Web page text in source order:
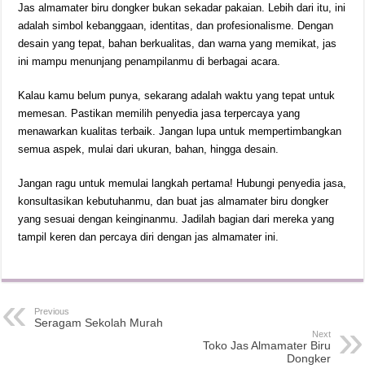
Jas almamater biru dongker bukan sekadar pakaian. Lebih dari itu, ini
adalah simbol kebanggaan, identitas, dan profesionalisme. Dengan
desain yang tepat, bahan berkualitas, dan warna yang memikat, jas
ini mampu menunjang penampilanmu di berbagai acara.
Kalau kamu belum punya, sekarang adalah waktu yang tepat untuk
memesan. Pastikan memilih penyedia jasa terpercaya yang
menawarkan kualitas terbaik. Jangan lupa untuk mempertimbangkan
semua aspek, mulai dari ukuran, bahan, hingga desain.
Jangan ragu untuk memulai langkah pertama! Hubungi penyedia jasa,
konsultasikan kebutuhanmu, dan buat jas almamater biru dongker
yang sesuai dengan keinginanmu. Jadilah bagian dari mereka yang
tampil keren dan percaya diri dengan jas almamater ini.
Previous
Seragam Sekolah Murah
Next
Toko Jas Almamater Biru
Dongker